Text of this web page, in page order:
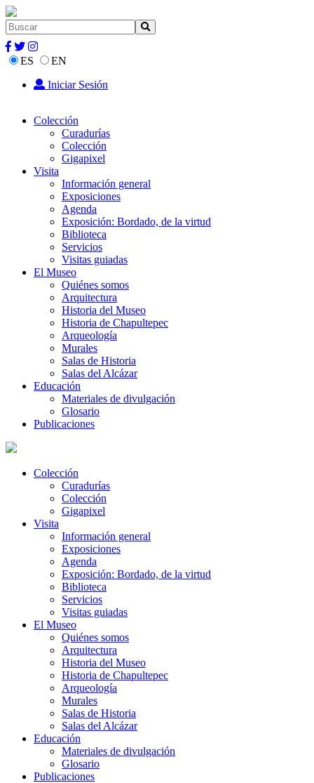
ES
EN
Iniciar Sesión
Colección
Curadurías
Colección
Gigapixel
Visita
Información general
Exposiciones
Agenda
Exposición: Bordado, de la virtud
Biblioteca
Servicios
Visitas guiadas
El Museo
Quiénes somos
Arquitectura
Historia del Museo
Historia de Chapultepec
Arqueología
Murales
Salas de Historia
Salas del Alcázar
Educación
Materiales de divulgación
Glosario
Publicaciones
Colección
Curadurías
Colección
Gigapixel
Visita
Información general
Exposiciones
Agenda
Exposición: Bordado, de la virtud
Biblioteca
Servicios
Visitas guiadas
El Museo
Quiénes somos
Arquitectura
Historia del Museo
Historia de Chapultepec
Arqueología
Murales
Salas de Historia
Salas del Alcázar
Educación
Materiales de divulgación
Glosario
Publicaciones